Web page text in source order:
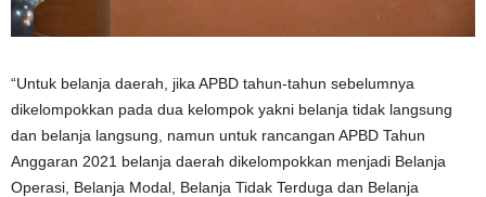
“Untuk belanja daerah, jika APBD tahun-tahun sebelumnya
dikelompokkan pada dua kelompok yakni belanja tidak langsung
dan belanja langsung, namun untuk rancangan APBD Tahun
Anggaran 2021 belanja daerah dikelompokkan menjadi Belanja
Operasi, Belanja Modal, Belanja Tidak Terduga dan Belanja